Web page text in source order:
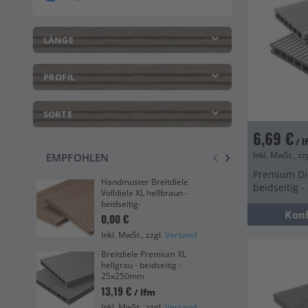
6,69 €/
Inkl. MwSt.,
Premium
beidseitig -
LÄNGE
PROFIL
SORTE
EMPFOHLEN
Handmuster Breitdiele
Volldiele XL hellbraun -
beidseitig-
0,00 €
Inkl. MwSt., zzgl. Versand
Breitdiele Premium XL
hellgrau - beidseitig -
25x250mm
13,19 € / lfm
3m